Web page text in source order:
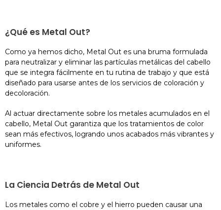
¿Qué es Metal Out?
Como ya hemos dicho, Metal Out es una bruma formulada
para neutralizar y eliminar las partículas metálicas del cabello
que se integra fácilmente en tu rutina de trabajo y que está
diseñado para usarse antes de los servicios de coloración y
decoloración.
Al actuar directamente sobre los metales acumulados en el
cabello, Metal Out garantiza que los tratamientos de color
sean más efectivos, logrando unos acabados más vibrantes y
uniformes.
La Ciencia Detrás de Metal Out
Los metales como el cobre y el hierro pueden causar una